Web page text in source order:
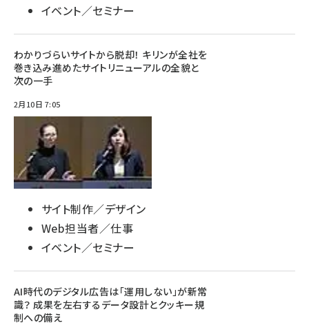
イベント／セミナー
わかりづらいサイトから脱却！ キリンが全社を
巻き込み進めたサイトリニューアルの全貌と
次の一手
2月10日 7:05
サイト制作／デザイン
Web担当者／仕事
イベント／セミナー
AI時代のデジタル広告は「運用しない」が新常
識？ 成果を左右するデータ設計とクッキー規
制への備え